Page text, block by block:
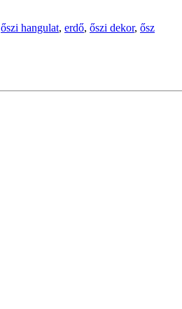
őszi hangulat, erdő, őszi dekor, ősz